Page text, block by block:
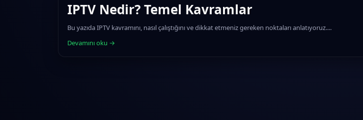
IPTV Nedir? Temel Kavramlar
Bu yazıda IPTV kavramını, nasıl çalıştığını ve dikkat etmeniz gereken noktaları anlatıyoruz....
Devamını oku →